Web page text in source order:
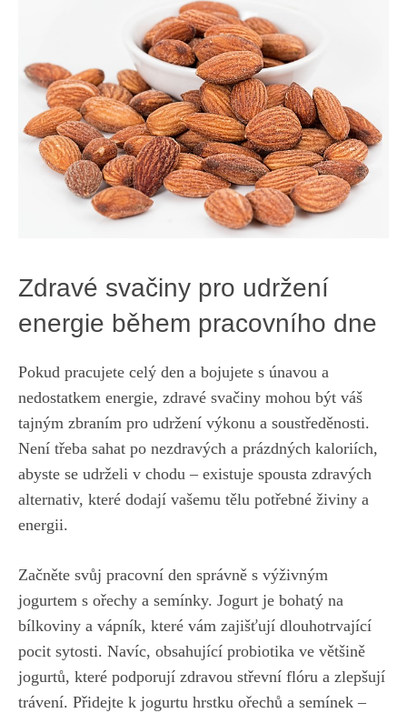
Zdravé svačiny pro udržení
energie během pracovního dne
Pokud pracujete celý den a bojujete s únavou a
nedostatkem energie, zdravé svačiny mohou být váš
tajným zbraním pro udržení výkonu a soustředěnosti.
Není třeba sahat po nezdravých a prázdných kaloriích,
abyste se udrželi v chodu – existuje spousta zdravých
alternativ, které dodají vašemu tělu potřebné živiny a
energii.
Začněte svůj pracovní den správně s výživným
jogurtem s ořechy a semínky. Jogurt je bohatý na
bílkoviny a vápník, které vám zajišťují dlouhotrvající
pocit sytosti. Navíc, obsahující probiotika ve většině
jogurtů, které podporují zdravou střevní flóru a zlepšují
trávení. Přidejte k jogurtu hrstku ořechů a semínek –